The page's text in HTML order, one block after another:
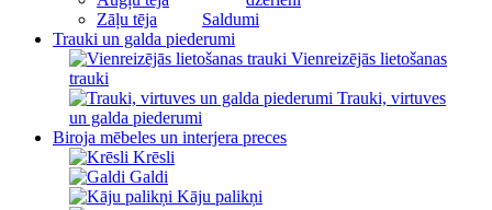
Zāļu tēja
Saldumi
Trauki un galda piederumi
Vienreizējās lietošanas
trauki
Trauki, virtuves
un galda piederumi
Biroja mēbeles un interjera preces
Krēsli
Galdi
Kāju palikņi